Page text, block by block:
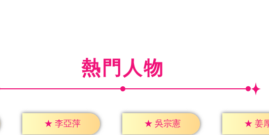
熱門人物
★ 李亞萍 ★ 吳宗憲 ★ 姜